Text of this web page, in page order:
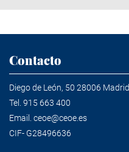
Contacto
Diego de León, 50 28006 Madrid
Tel. 915 663 400
Email. ceoe@ceoe.es
CIF- G28496636